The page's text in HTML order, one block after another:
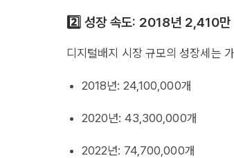
2️⃣ 성장 속도: 2018년 2,410
디지털배지 시장 규모의 성장세는
2018년: 24,100,000개
2020년: 43,300,000개
2022년: 74,700,000개